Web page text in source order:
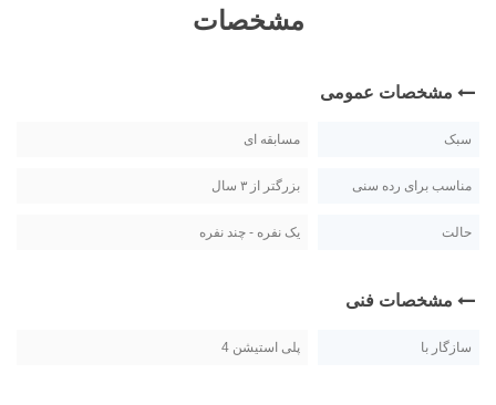
مشخصات
مشخصات عمومی
سبک مسابقه ای
مناسب برای رده سنی بزرگتر از ۳ سال
حالت یک نفره - چند نفره
مشخصات فنی
سازگار با پلی استیشن 4